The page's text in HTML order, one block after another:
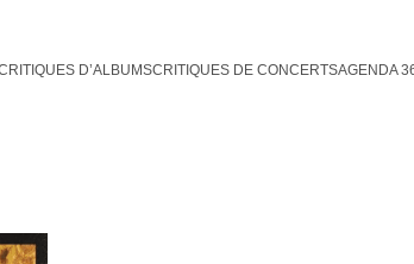
D’ALBUMSCRITIQUES DE CONCERTSAGENDA